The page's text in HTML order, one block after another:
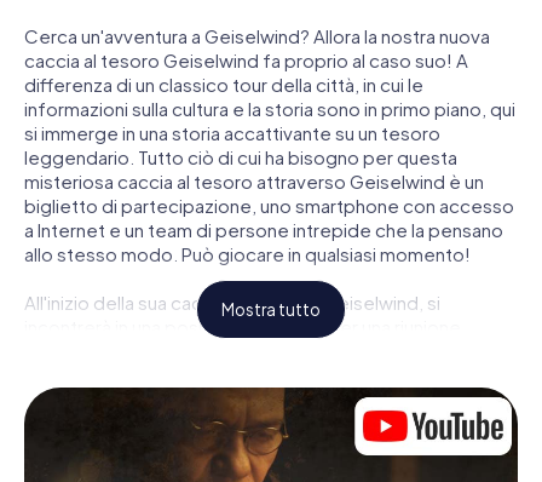
Cerca un'avventura a Geiselwind? Allora la nostra nuova
caccia al tesoro Geiselwind fa proprio al caso suo! A
differenza di un classico tour della città, in cui le
informazioni sulla cultura e la storia sono in primo piano, qui
si immerge in una storia accattivante su un tesoro
leggendario. Tutto ciò di cui ha bisogno per questa
misteriosa caccia al tesoro attraverso Geiselwind è un
biglietto di partecipazione, uno smartphone con accesso
a Internet e un team di persone intrepide che la pensano
allo stesso modo. Può giocare in qualsiasi momento!
All'inizio della sua caccia al tesoro a Geiselwind, si
incontrerà in una posizione centrale per una riunione
chi ha quello che serve per essere un code breaker? Nella
nostra caccia al tesoro a Geiselwind c'è un ruolo adatto
per ogni giocatore.
Mostra tutto